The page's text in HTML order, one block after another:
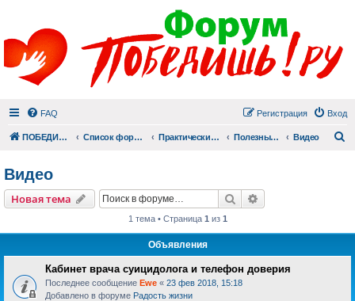
FAQ Вход
Регистрация
ПОБЕДИШЬ.РУ Список форумов Практический раздел Полезные материалы Видео
Видео
Новая тема Поиск
1 тема • Страница 1 из 1
Объявления
Кабинет врача суицидолога и телефон доверия
Последнее сообщение Ewe « 23 фев 2018, 15:18
Добавлено в форуме Радость жизни